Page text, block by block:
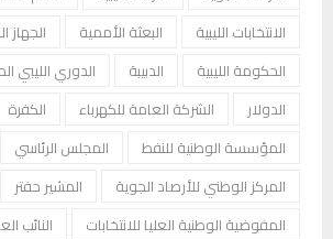
الانتخابات الليبية
البعثة الأممية
الجهاز
الحكومة الليبية
الدبيبة
الدوري الليبي
الدولار
الشركة العامة للكهرباء
الكفرة
المؤسسة الوطنية للنفط
المجلس الرئاسي
المركز الوطني للأرصاد الجوية
المشير حفتر
المفوضية الوطنية العليا للانتخابات
النائب